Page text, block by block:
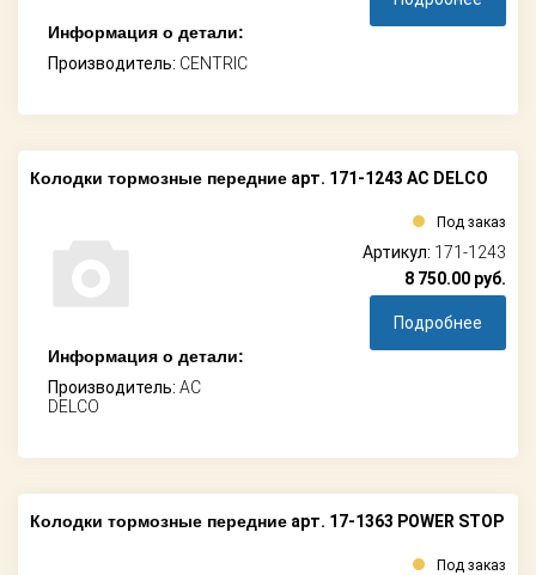
Информация о детали:
Производитель: CENTRIC
Колодки тормозные передние арт. 171-1243 AC DELCO
Информация о детали:
Производитель: AC
DELCO
Под заказ
Артикул: 171-1243
8 750.00 руб.
Подробнее
Колодки тормозные передние арт. 17-1363 POWER STOP
Под заказ